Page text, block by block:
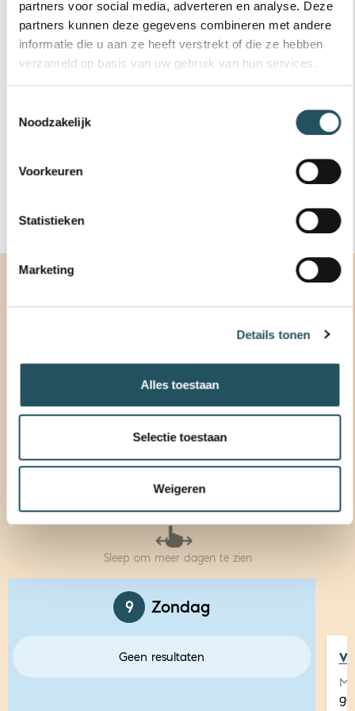
partners voor social media, adverteren en analyse. Deze
partners kunnen deze gegevens combineren met andere
informatie die u aan ze heeft verstrekt of die ze hebben
verzameld op basis van uw gebruik van hun services.
Noodzakelijk
Voorkeuren
Statistieken
Marketing
Details tonen
Alles toestaan
Selectie toestaan
Weigeren
is de balie geopend en
telefonisch bereikbaar.
In de schoolvakanties op ma t/m vr van 9.00-
ROOSTER
Zwembad De Molen Hey
9 AUGUSTUS - 15 AUGUSTUS
12 13
Sleep om meer dagen te zien
9 Zondag
Geen resultaten